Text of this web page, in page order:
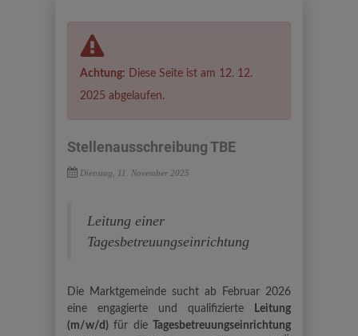
Achtung: Diese Seite ist am 12. 12.
2025 abgelaufen.
Stellenausschreibung TBE
Dienstag, 11. November 2025
Leitung einer
Tagesbetreuungseinrichtung
Die Marktgemeinde sucht ab Februar 2026
eine engagierte und qualifizierte
Leitung
(m/w/d) für die
Tagesbetreuungseinrichtung